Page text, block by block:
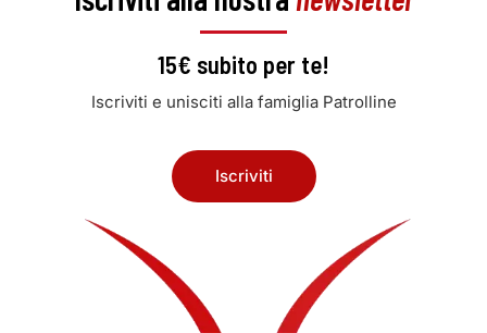
15€ subito per te!
Iscriviti e unisciti alla famiglia Patrolline
Iscriviti